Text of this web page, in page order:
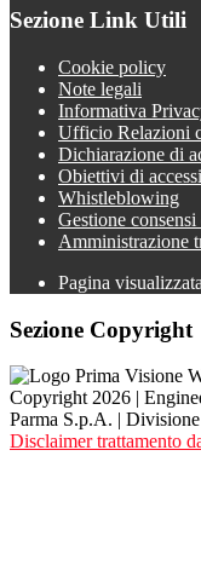
Sezione Link Utili
Cookie policy
Note legali
Informativa
Ufficio Relazioni
Dichiarazione di
Obiettivi di
Whistleblowing
Gestione
Amministrazione
Pagina visualizzata
Sezione Copyright
Copyright 2026 |
Parma S.p.A. |
Disclaimer trattamento